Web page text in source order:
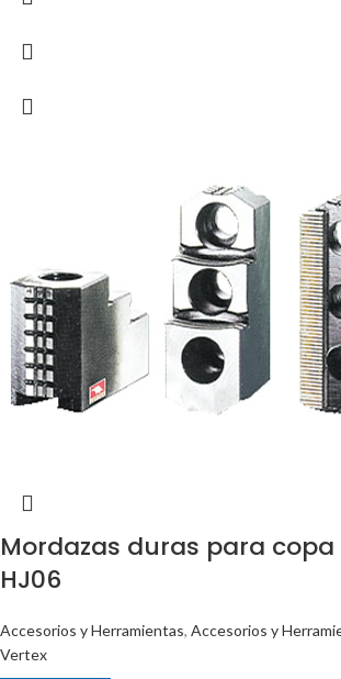
Mordazas duras para
HJ06
Accesorios y Herramientas, Accesorios y
Vertex